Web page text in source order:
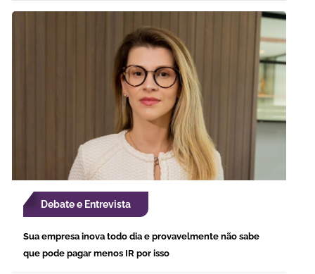
Debate e Entrevista
Sua empresa inova todo dia e provavelmente não sabe
que pode pagar menos IR por isso